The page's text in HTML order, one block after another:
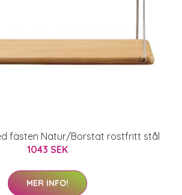
fästen Natur/Borstat rostfritt stål
1043 SEK
MER INFO!